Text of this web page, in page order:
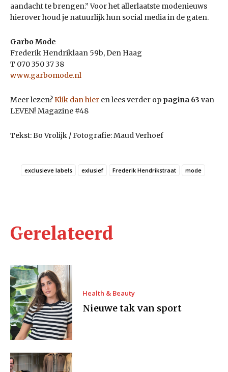
aandacht te brengen.” Voor het allerlaatste modenieuws
hierover houd je natuurlijk hun social media in de gaten.
Garbo Mode
Frederik Hendriklaan 59b, Den Haag
T 070 350 37 38
www.garbomode.nl
Meer lezen?Klik dan hier en lees verder op pagina 63 van
LEVEN! Magazine #48
Tekst: Bo Vrolijk / Fotografie: Maud Verhoef
exclusieve labels exlusief Frederik Hendrikstraat mode
Gerelateerd
Health & Beauty
Nieuwe tak van sport